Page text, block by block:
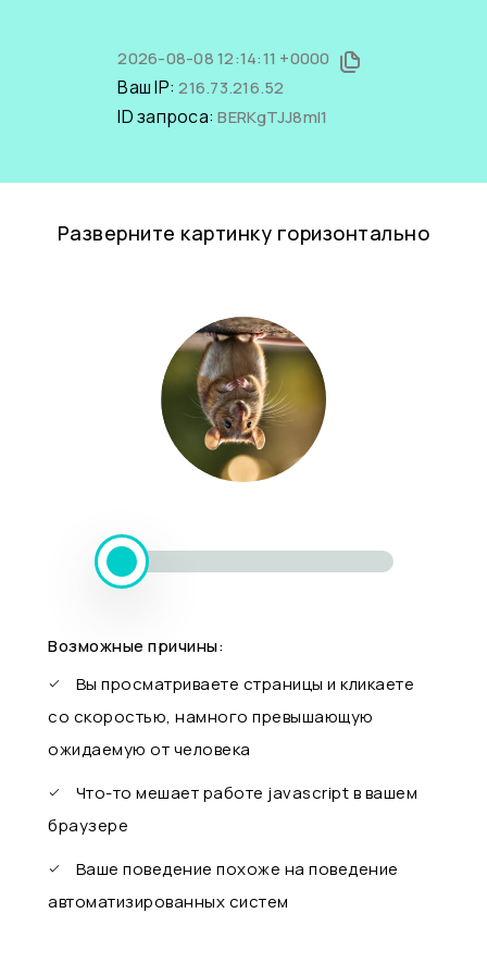
2026-08-08 12:14:11 +0000
Ваш IP:216.73.216.52
ID запроса:BERKgTJJ8mI1
Разверните картинку горизонтально
Возможные причины:
Вы просматриваете страницы и кликаете
со скоростью, намного превышающую
ожидаемую от человека
Что-то мешает работе javascript в вашем
браузере
Ваше поведение похоже на поведение
автоматизированных систем